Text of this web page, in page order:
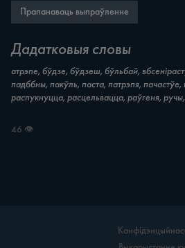
Прапанаваць выпраўленне
Дадатковыя словы
атрэпе, бўдзе, бўдзеш, бўльбай,
падббны, пакўль, паста, патрэпя,
распукнуцца, расцельвацца, раўгеня, ручы,
46 👁